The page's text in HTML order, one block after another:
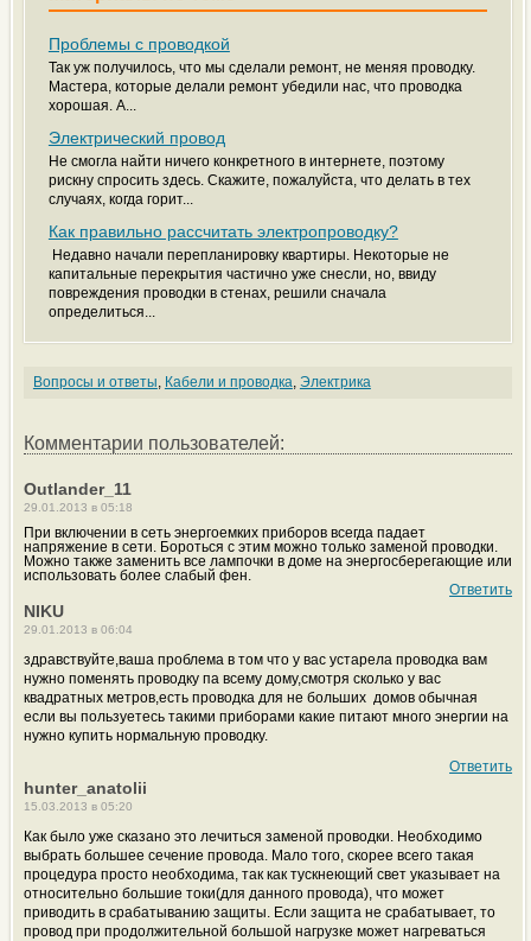
Проблемы с проводкой
Так уж получилось, что мы сделали ремонт, не меняя проводку.
Мастера, которые делали ремонт убедили нас, что проводка
хорошая. А...
Электрический провод
Не смогла найти ничего конкретного в интернете, поэтому
рискну спросить здесь. Скажите, пожалуйста, что делать в тех
случаях, когда горит...
Как правильно рассчитать электропроводку?
Недавно начали перепланировку квартиры. Некоторые не
капитальные перекрытия частично уже снесли, но, ввиду
повреждения проводки в стенах, решили сначала
определиться...
Вопросы и ответы, Кабели и проводка, Электрика
Комментарии пользователей:
Outlander_11
29.01.2013 в 05:18
При включении в сеть энергоемких приборов всегда падает
напряжение в сети. Бороться с этим можно только заменой проводки.
Можно также заменить все лампочки в доме на энергосберегающие или
использовать более слабый фен.
Ответить
NIKU
29.01.2013 в 06:04
здравствуйте,ваша проблема в том что у вас устарела проводка вам
нужно поменять проводку па всему дому,смотря сколько у вас
квадратных метров,есть проводка для не больших домов обычная
если вы пользуетесь такими приборами какие питают много энергии на
нужно купить нормальную проводку.
Ответить
hunter_anatolii
15.03.2013 в 05:20
Как было уже сказано это лечиться заменой проводки. Необходимо
выбрать большее сечение провода. Мало того, скорее всего такая
процедура просто необходима, так как тускнеющий свет указывает на
относительно большие токи(для данного провода), что может
приводить в срабатыванию защиты. Если защита не срабатывает, то
провод при продолжительной большой нагрузке может нагреваться